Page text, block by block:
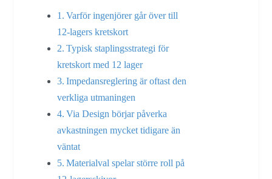
Varför ingenjörer går över till
12-lagers kretskort
Typisk staplingsstrategi för
kretskort med 12 lager
Impedansreglering är oftast den
verkliga utmaningen
Via Design börjar påverka
avkastningen mycket tidigare än
väntat
Materialval spelar större roll på